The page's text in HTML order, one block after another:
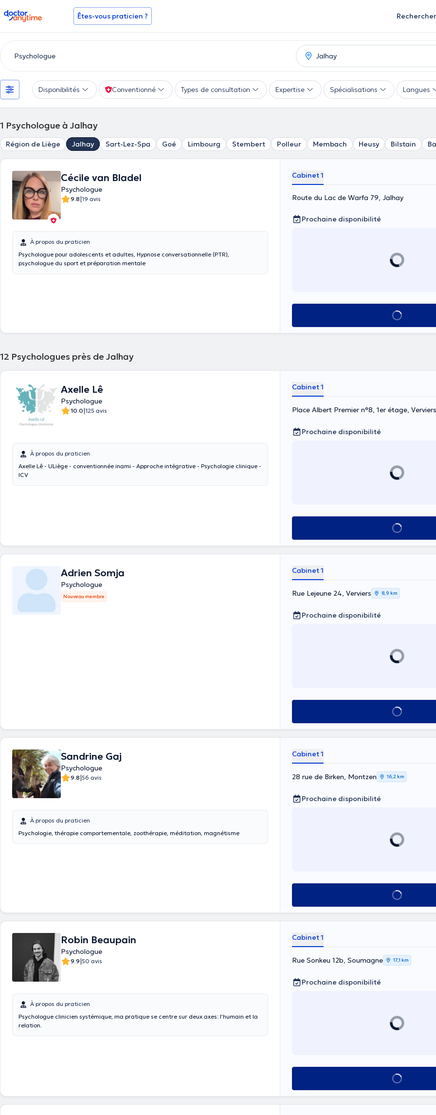
doctoranytime Êtes-vous praticien ? Rechercher
Disponibilités Conventionné Types de consultation Expertise Spécialisations Langues
1 Psychologue à Jalhay
Région de Liège Jalhay Sart-Lez-Spa Goé Limbourg Stembert Polleur Membach Heusy Bilstain
Cécile van Bladel
Psychologue
9.8|19 avis
À propos du praticien
Psychologue pour adolescents et adultes, Hypnose conversationnelle (PTR),
psychologue du sport et préparation mentale
Cabinet 1
Route du Lac de Warfa 79, Jalhay
Prochaine disponibilité
Voir tout
12 Psychologues près de Jalhay
Axelle Lê
Psychologue
10.0|125 avis
À propos du praticien
Axelle Lê - ULiège - conventionnée inami - Approche intégrative - Psychologie clinique -
ICV
Cabinet 1
Place Albert Premier n°8, 1er étage, Verviers
Prochaine disponibilité
Voir tout
Adrien Somja
Psychologue
Nouveau membre
Cabinet 1
Rue Lejeune 24, Verviers 8,9 km
Prochaine disponibilité
Voir tout
Sandrine Gaj
Psychologue
9.8|56 avis
À propos du praticien
Psychologie, thérapie comportementale, zoothérapie, méditation, magnétisme
Cabinet 1
28 rue de Birken, Montzen 16,2 km
Prochaine disponibilité
Voir tout
Robin Beaupain
Psychologue
9.9|50 avis
À propos du praticien
Psychologue clinicien systémique, ma pratique se centre sur deux axes: l’humain et la
relation.
Cabinet 1
Rue Sonkeu 12b, Soumagne 17,1 km
Prochaine disponibilité
Voir tout